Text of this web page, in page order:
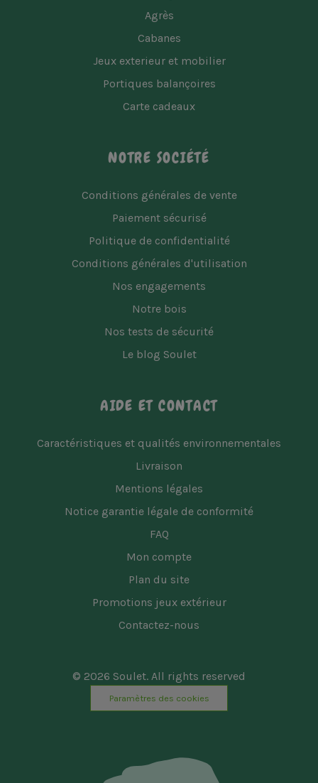
Agrès
Cabanes
Jeux exterieur et mobilier
Portiques balançoires
Carte cadeaux
NOTRE SOCIÉTÉ
Conditions générales de vente
Paiement sécurisé
Politique de confidentialité
Conditions générales d'utilisation
Nos engagements
Notre bois
Nos tests de sécurité
Le blog Soulet
AIDE ET CONTACT
Caractéristiques et qualités environnementales
Livraison
Mentions légales
Notice garantie légale de conformité
FAQ
Mon compte
Plan du site
Promotions jeux extérieur
Contactez-nous
© 2026 Soulet. All rights reserved
Paramètres des cookies